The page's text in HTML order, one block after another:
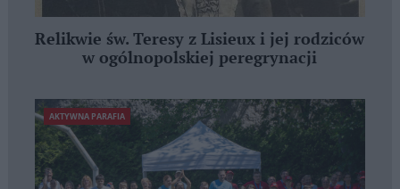
Relikwie św. Teresy z Lisieux i jej rodziców
w ogólnopolskiej peregrynacji
AKTYWNA PARAFIA